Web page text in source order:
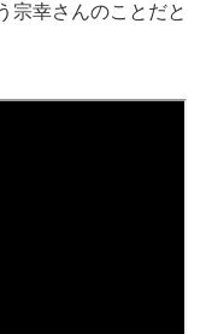
宗幸さんのことだと